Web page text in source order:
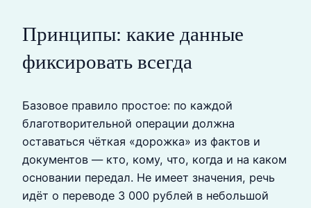
Принципы: какие данные
фиксировать всегда
Базовое правило простое: по каждой
благотворительной операции должна
оставаться чёткая «дорожка» из фактов и
документов — кто, кому, что, когда и на каком
основании передал. Не имеет значения, речь
идёт о переводе 3 000 рублей в небольшой